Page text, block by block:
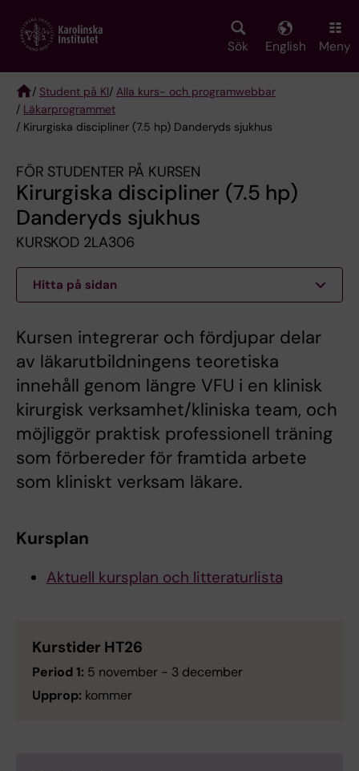
main
Sök English Meny
Breadcrumb
/ Student på KI/ Alla kurs- och programwebbar
/ Läkarprogrammet
/ Kirurgiska discipliner (7.5 hp) Danderyds sjukhus
FÖR STUDENTER PÅ KURSEN
Kirurgiska discipliner (7.5 hp)
Danderyds sjukhus
KURSKOD 2LA306
Hitta på sidan
Kursen integrerar och fördjupar delar
av läkarutbildningens teoretiska
innehåll genom längre VFU i en klinisk
kirurgisk verksamhet/kliniska team, och
möjliggör praktisk professionell träning
som förbereder för framtida arbete
som kliniskt verksam läkare.
Kursplan
Aktuell kursplan och litteraturlista
Kurstider HT26
Period 1: 5 november - 3 december
Upprop: kommer